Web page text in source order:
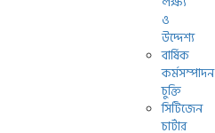
ও
উদ্দেশ্য
বার্ষিক
কর্মসম্পাদন
চুক্তি
সিটিজেন
চার্টার